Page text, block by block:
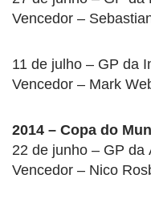
Vencedor –
11 de julho – GP da
Vencedor – Mark
2014 – Copa do
22 de junho – GP da
Vencedor – Nico